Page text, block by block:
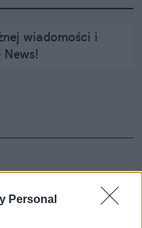
Personal
wiadomości i